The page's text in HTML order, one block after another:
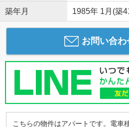
築年月 1985年 1月(築
お問い合わ
こちらの物件はアパートです。電車